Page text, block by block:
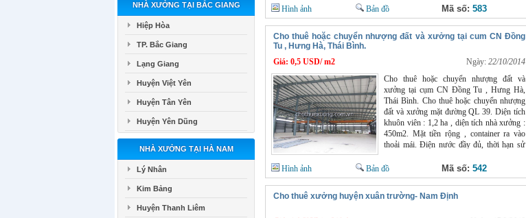
NHÀ XƯỞNG TẠI BẮC GIANG
Hiệp Hòa
TP. Bắc Giang
Lạng Giang
Huyện Việt Yên
Huyện Tân Yên
Huyện Yên Dũng
NHÀ XƯỞNG TẠI HÀ NAM
Lý Nhân
Kim Bảng
Huyện Thanh Liêm
tất cả các loại hình sản phẩm. Giá : Thỏa
thuận Liên hệ : Mr.Chính : 0966398919
Hình ảnh Bản đồ Mã số: 583
Cho thuê hoặc chuyển nhượng đất và xưởng tại cum CN Đồng
Tu , Hưng Hà, Thái Bình.
Giá: 0,5 USD/ m2 Ngày: 22/10/2014
Cho thuê hoặc chuyển nhượng đất và
xưởng tại cụm CN Đồng Tu , Hưng Hà,
Thái Bình. Cho thuê hoặc chuyển nhượng
đất và xưởng mặt đường QL 39. Diện tích
khuôn viên : 1,2 ha , diện tích nhà xưởng :
450m2. Mặt tiền rộng , container ra vào
thoải mái. Điện nước đầy đủ, thời hạn sử
nghìn/m2 Giá chuyển nhượng : 700
nghìn/m2 Phương thức thanh toán: Thanh
toán bằng VNĐ (Việt Nam đồng) theo tỷ
giá của Ngân hàng Ngoại thương Việt Nam
Hình ảnh Bản đồ Mã số: 542
Cho thuê xưởng huyện xuân trường- Nam Định